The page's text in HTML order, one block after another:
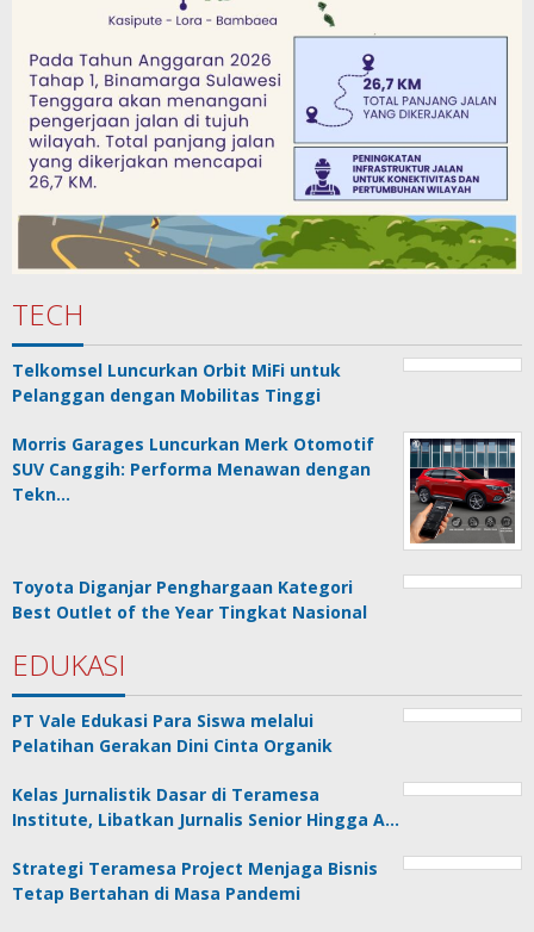
TECH
Telkomsel Luncurkan Orbit MiFi untuk
Pelanggan dengan Mobilitas Tinggi
Morris Garages Luncurkan Merk Otomotif
SUV Canggih: Performa Menawan dengan
Tekn…
Toyota Diganjar Penghargaan Kategori
Best Outlet of the Year Tingkat Nasional
EDUKASI
PT Vale Edukasi Para Siswa melalui
Pelatihan Gerakan Dini Cinta Organik
Kelas Jurnalistik Dasar di Teramesa
Institute, Libatkan Jurnalis Senior Hingga A…
Strategi Teramesa Project Menjaga Bisnis
Tetap Bertahan di Masa Pandemi